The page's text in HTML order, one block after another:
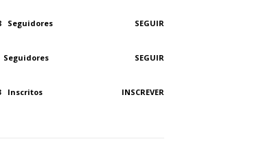
Seguidores SEGUIR
Seguidores SEGUIR
Inscritos INSCREVER